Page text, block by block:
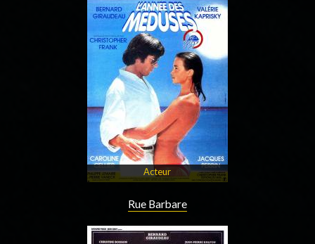
Acteur
Rue Barbare